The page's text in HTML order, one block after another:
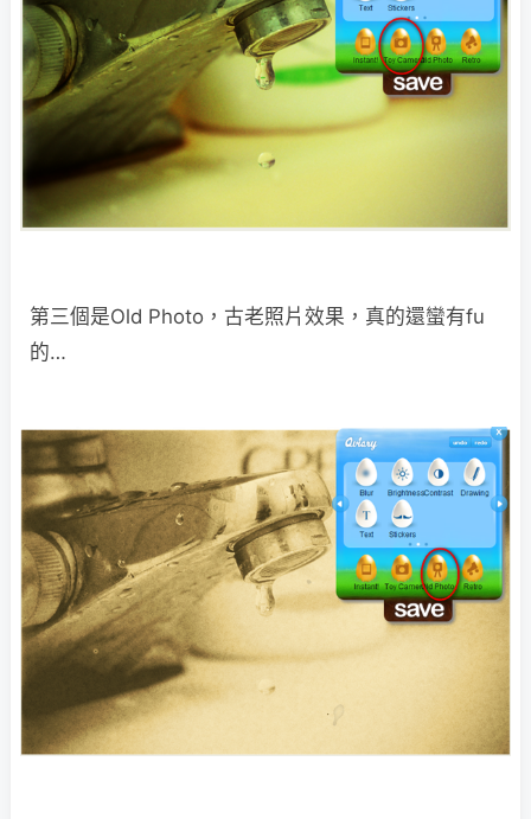
第三個是Old Photo，古老照片效果，真的還蠻有fu
的…